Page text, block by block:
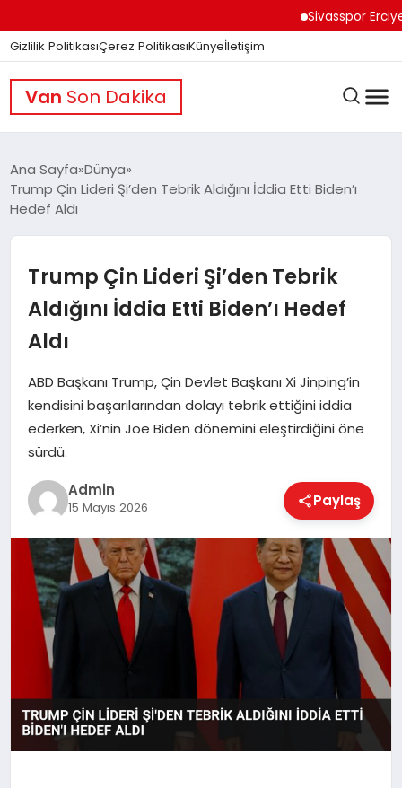
Sivasspor Erciyes
Gizlilik PolitikasıÇerez PolitikasıKünyeİletişim
Van Son Dakika
GÜNDEM
DÜNYA
EĞITIM
EKONOMI
MAGAZIN
SAĞLIK
SPOR
Ana Sayfa Dünya
Trump Çin Lideri Şi’den Tebrik Aldığını İddia Etti Biden’ı
Hedef Aldı
Trump Çin Lideri Şi’den Tebrik
Aldığını İddia Etti Biden’ı Hedef
Aldı
ABD Başkanı Trump, Çin Devlet Başkanı Xi Jinping’in
kendisini başarılarından dolayı tebrik ettiğini iddia
ederken, Xi’nin Joe Biden dönemini eleştirdiğini öne
sürdü.
Admin
15 Mayıs 2026 Paylaş